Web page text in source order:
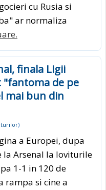
cu Rusia si
ar normaliza
finala Ligii
"fantoma de pe
mai bun din
)
a Europei, dupa
la Arsenal la loviturile
1-1 in 120 de
rampa si cine a